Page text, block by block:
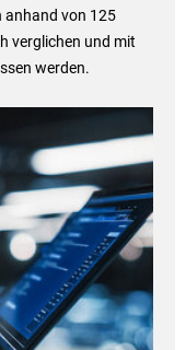
anhand von 125
verglichen und mit
werden.